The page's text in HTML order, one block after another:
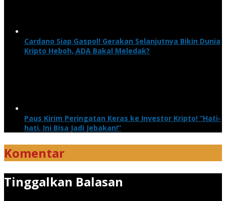
Cardano Siap Gaspol! Gerakan Selanjutnya Bikin Dunia
Kripto Heboh, ADA Bakal Meledak?
Paus Kirim Peringatan Keras ke Investor Kripto! “Hati-
hati, Ini Bisa Jadi Jebakan!”
Komentar
Tinggalkan Balasan